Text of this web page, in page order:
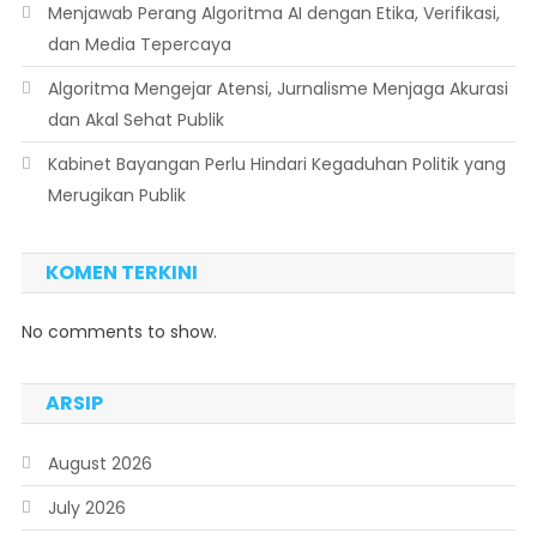
Menjawab Perang Algoritma AI dengan Etika, Verifikasi,
dan Media Tepercaya
Algoritma Mengejar Atensi, Jurnalisme Menjaga Akurasi
dan Akal Sehat Publik
Kabinet Bayangan Perlu Hindari Kegaduhan Politik yang
Merugikan Publik
KOMEN TERKINI
No comments to show.
ARSIP
August 2026
July 2026